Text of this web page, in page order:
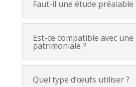
Faut-il une étude préalable
Est-ce compatible avec
patrimoniale ?
Quel type d’œufs utiliser ?